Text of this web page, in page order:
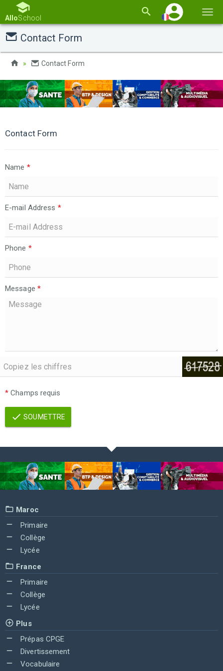
la
AlloSchool
Contact Form
Contact Form
Contact Form
Name *
E-mail Address *
Phone *
Message *
* Champs requis
SOUMETTRE
Maroc
Primaire
Collège
Lycée
France
Primaire
Collège
Lycée
Plus
Prépas CPGE
Divertissement
Vocabulaire